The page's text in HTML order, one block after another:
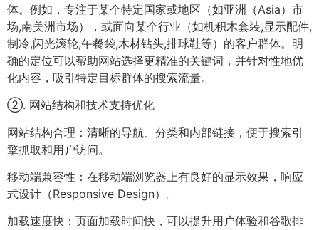
体。例如，专注于某个特定国家或地区（如亚洲（Asia）市
场,南美洲市场），或面向某个行业（如机积木套装,显示配件,
制冷,闪光滚轮,午餐袋,木材钻头,排球鞋等）的客户群体。明
确的定位可以帮助网站选择更精准的关键词，并针对性地优
化内容，吸引特定目标群体的搜索流量。
②. 网站结构和技术支持优化
网站结构合理：清晰的导航、分类和内部链接，便于搜索引
擎抓取和用户访问。
移动端兼容性：在移动端浏览器上有良好的显示效果，响应
式设计（Responsive Design）。
加载速度快：页面加载时间快，可以提升用户体验和谷歌排